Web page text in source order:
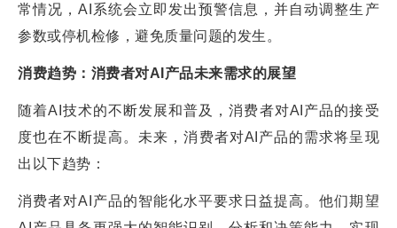
常情况，AI系统会立即发出预警信息，并自动调整生产
参数或停机检修，避免质量问题的发生。
消费趋势：消费者对AI产品未来需求的展望
随着AI技术的不断发展和普及，消费者对AI产品的接受
度也在不断提高。未来，消费者对AI产品的需求将呈现
出以下趋势：
消费者对AI产品的智能化水平要求日益提高。他们期望